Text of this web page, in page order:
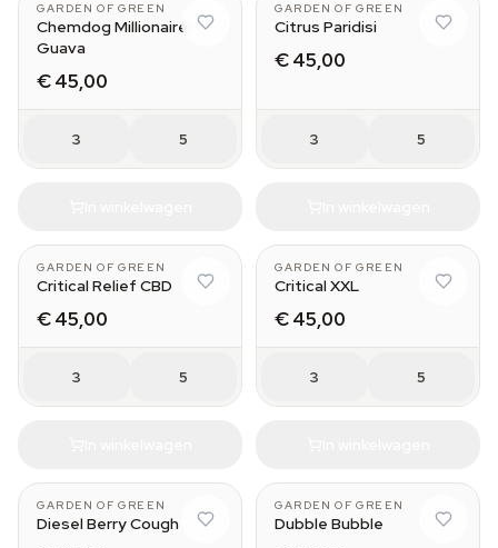
GARDEN OF GREEN
Chemdog Millionaire
Guava
€ 45,00
3 5
GARDEN OF GREEN
Citrus Paridisi
€ 45,00
3 5
GARDEN OF GREEN
Critical Relief CBD
€ 45,00
3 5
GARDEN OF GREEN
Critical XXL
€ 45,00
3 5
GARDEN OF GREEN
Diesel Berry Cough
GARDEN OF GREEN
Dubble Bubble